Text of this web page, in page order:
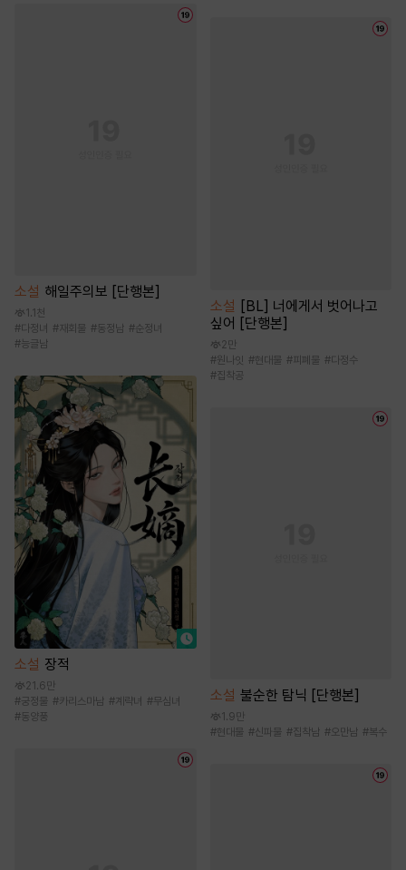
소설 해일주의보 [단행본]
1.1천
#다정녀 # 재회물 #동정남 #순정녀
#능글남
소설 장적
21.6만
#궁정물 #카리스마남 # 계략녀 #무심녀
#동양풍
소설 [BL] 너에게서 벗어나고
싶어 [단행본]
2만
#원나잇 #현대물 #피폐물 #다정수
#집착공
소설 불순한 탐닉 [단행본]
1.9만
#현대물 #신파물 #집착남 #오만남 #복수